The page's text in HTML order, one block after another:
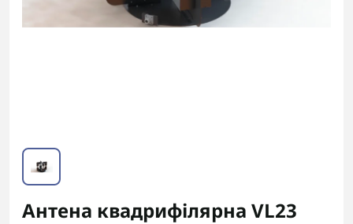
Антена квадрифілярна VL23